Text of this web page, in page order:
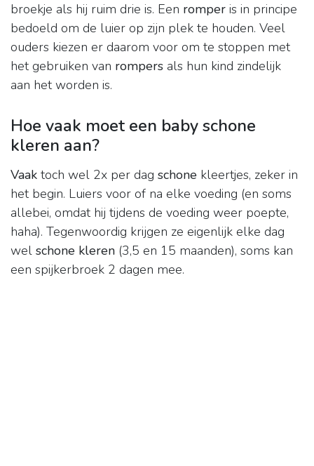
broekje als hij ruim drie is. Een romper is in principe
bedoeld om de luier op zijn plek te houden. Veel
ouders kiezen er daarom voor om te stoppen met
het gebruiken van rompers als hun kind zindelijk
aan het worden is.
Hoe vaak moet een baby schone
kleren aan?
Vaak toch wel 2x per dag schone kleertjes, zeker in
het begin. Luiers voor of na elke voeding (en soms
allebei, omdat hij tijdens de voeding weer poepte,
haha). Tegenwoordig krijgen ze eigenlijk elke dag
wel schone kleren (3,5 en 15 maanden), soms kan
een spijkerbroek 2 dagen mee.